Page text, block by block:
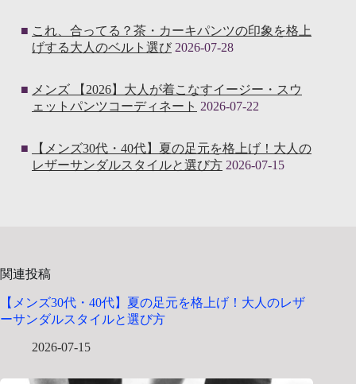
これ、合ってる？茶・カーキパンツの印象を格上
げする大人のベルト選び 2026-07-28
メンズ 【2026】大人が着こなすイージー・スウ
ェットパンツコーディネート 2026-07-22
【メンズ30代・40代】夏の足元を格上げ！大人の
レザーサンダルスタイルと選び方 2026-07-15
関連投稿
【メンズ30代・40代】夏の足元を格上げ！大人のレザ
ーサンダルスタイルと選び方
2026-07-15